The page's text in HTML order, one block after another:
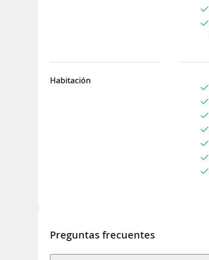
Habitación
Preguntas frecuentes